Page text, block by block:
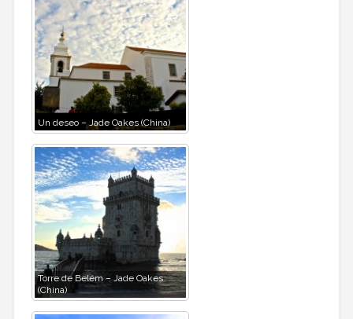
Un deseo – Jade Oakes (China)
Torre de Belém – Jade Oakes
(China)